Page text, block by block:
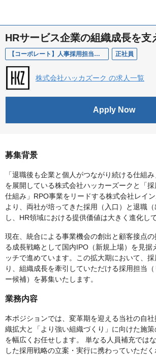
HRサービス企業の組織成長を支
【コーポレート】人事採用担当（Talent Acquisition） 正社員
株式会社ハッカズーク の求人一覧
Apply Now
募集背景
「退職後も企業と個人がつながり続ける仕組
を展開している株式会社ハッカーズークと「
仕組み」RPO事業をリードする株式会社レイ
より、両社が培ってきた採用（入口）と退職
し、HR領域における提供価値は大きく進化し
現在、統合による事業機会の創出と顧客接点
る成長戦略として国内IPO（新規上場）を見据
ッチで進めています。この拡大期において、
り、組織成長を牽引していただける採用担当
ー候補）を募集いたします。
業務内容
本ポジションでは、変革期を迎える当社の自
織拡大と「より強い組織づくり」に向けた施
を幅広くお任せします。 単なる人員補充では
した採用戦略の立案・実行に携わっていただ